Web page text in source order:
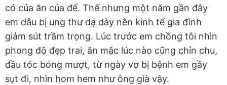
có của ăn của để. Thế nhưng một năm gần đây
em dâu bị ung thư dạ dày nên kinh tế gia đình
giảm sút trầm trọng. Lúc trước em chồng tôi nhìn
phong độ đẹp trai, ăn mặc lúc nào cũng chỉn chu,
đầu tóc bóng mượt, từ ngày vợ bị bệnh em gầy
sụt đi, nhìn hom hem như ông già vậy.